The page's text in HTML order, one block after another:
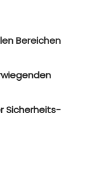
Bereichen
Sicherheits-